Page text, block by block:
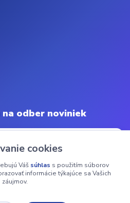
odber noviniek
cookies
Váš súhlas s použitím súborov
informácie týkajúce sa Vašich
záujmov.